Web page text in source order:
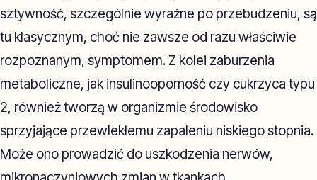
sztywność, szczególnie wyraźne po przebudzeniu, są
tu klasycznym, choć nie zawsze od razu właściwie
rozpoznanym, symptomem. Z kolei zaburzenia
metaboliczne, jak insulinooporność czy cukrzyca typu
2, również tworzą w organizmie środowisko
sprzyjające przewlekłemu zapaleniu niskiego stopnia.
Może ono prowadzić do uszkodzenia nerwów,